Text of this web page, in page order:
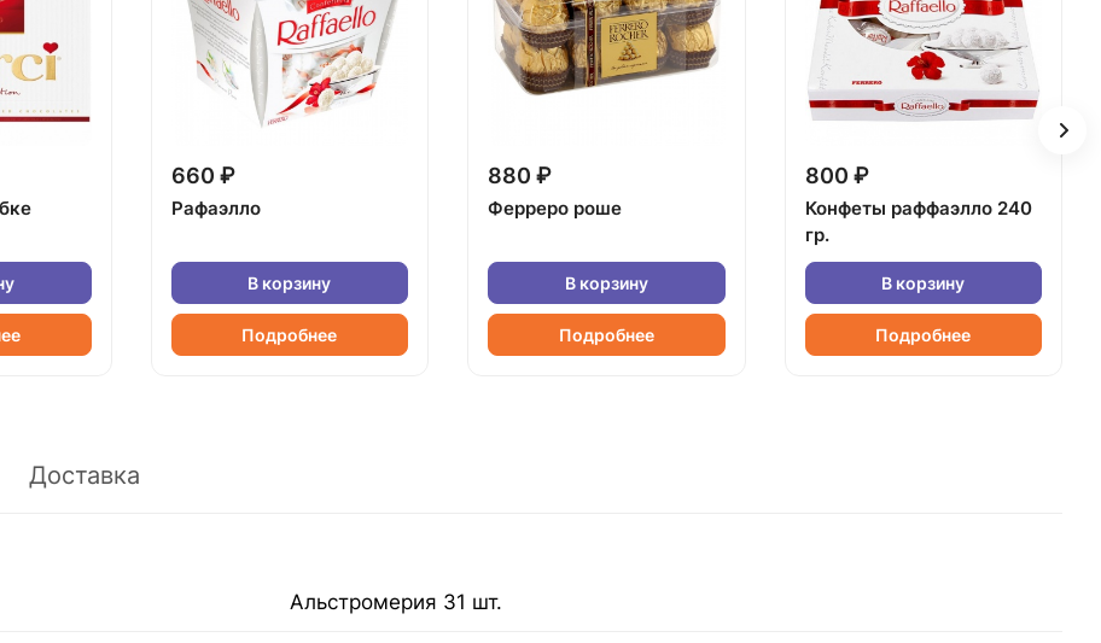
660 ₽
Рафаэлло
В корзину
Подробнее
880 ₽
Ферреро роше
В корзину
Подробнее
800 ₽
Конфеты раффаэлло 240
гр.
В корзину
Подробнее
Доставка
Альстромерия 31 шт.